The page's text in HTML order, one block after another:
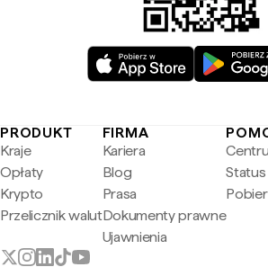
PRODUKT
Kraje
Opłaty
Krypto
Przelicznik walut
FIRMA
Kariera
Blog
Prasa
Dokumenty prawne
Ujawnienia
Status